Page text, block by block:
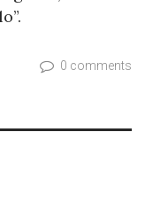
0 comments